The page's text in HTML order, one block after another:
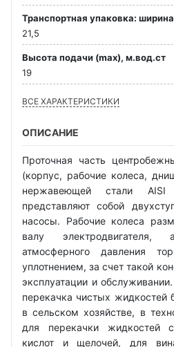
Транспортная упаковка:
21,5
Высота подачи (max), м.вод.ст
19
ВСЕ ХАРАКТЕРИСТИКИ
ОПИСАНИЕ
Проточная часть
(корпус, рабочие колеса,
нержавеющей стали
представляют собой
насосы. Рабочие колеса
валу
атмосферного давления
уплотнением, за счет такой
эксплуатации и
перекачка чистых жидкостей
в сельском хозяйстве, в
для перекачки жидкостей
кислот и щелочей, для